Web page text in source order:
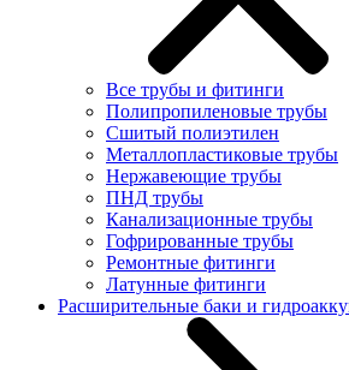
Все трубы и фитинги
Полипропиленовые трубы
Сшитый полиэтилен
Металлопластиковые трубы
Нержавеющие трубы
ПНД трубы
Канализационные трубы
Гофрированные трубы
Ремонтные фитинги
Латунные фитинги
Расширительные баки и